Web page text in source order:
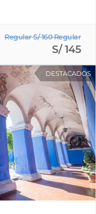
Regular S/ 160 Regular
S/ 145
DESTACADOS